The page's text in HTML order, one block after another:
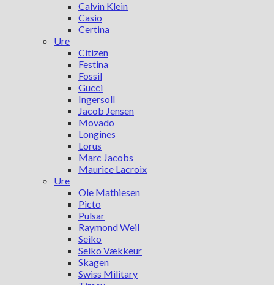
Calvin Klein
Casio
Certina
Ure
Citizen
Festina
Fossil
Gucci
Ingersoll
Jacob Jensen
Movado
Longines
Lorus
Marc Jacobs
Maurice Lacroix
Ure
Ole Mathiesen
Picto
Pulsar
Raymond Weil
Seiko
Seiko Vækkeur
Skagen
Swiss Military